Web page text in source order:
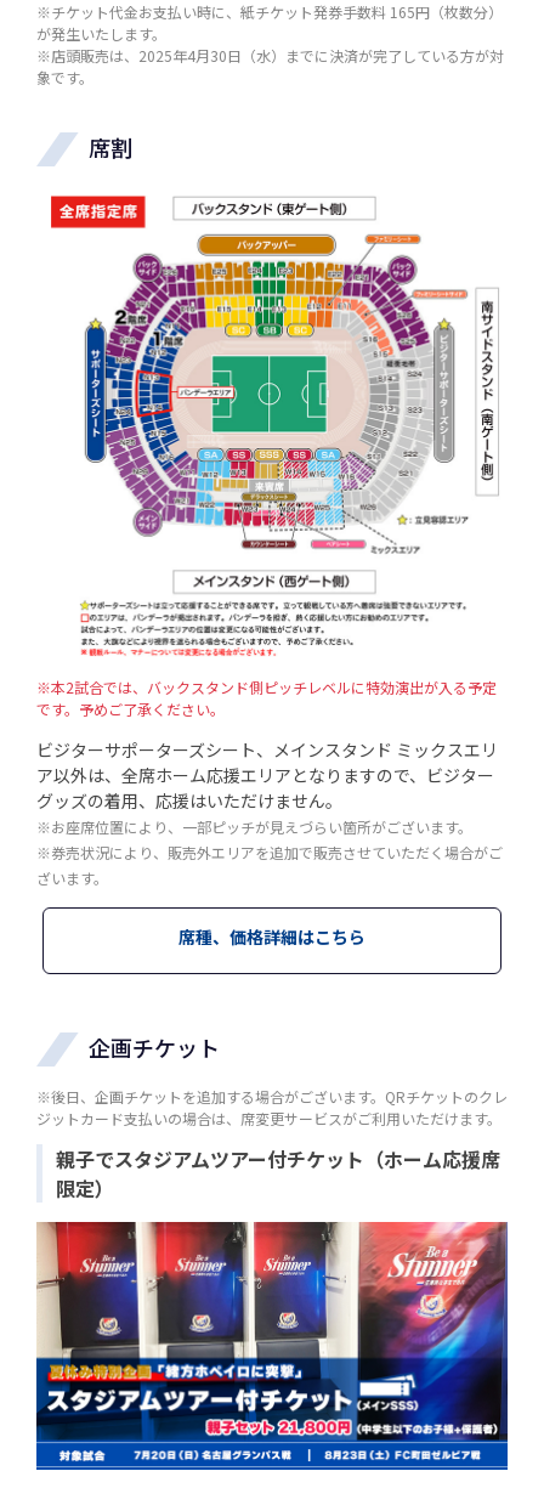
※チケット代金お支払い時に、紙チケット発券手数料 165円（枚数分）
が発生いたします。
※店頭販売は、2025年4月30日（水）までに決済が完了している方が対
象です。
席割
※本2試合では、バックスタンド側ピッチレベルに特効演出が入る予定
です。予めご了承ください。
ビジターサポーターズシート、メインスタンド ミックスエリ
ア以外は、全席ホーム応援エリアとなりますので、ビジター
グッズの着用、応援はいただけません。
※お座席位置により、一部ピッチが見えづらい箇所がございます。
※券売状況により、販売外エリアを追加で販売させていただく場合がご
ざいます。
席種、価格詳細はこちら
企画チケット
※後日、企画チケットを追加する場合がございます。QRチケットのクレ
ジットカード支払いの場合は、席変更サービスがご利用いただけます。
親子でスタジアムツアー付チケット（ホーム応援席
限定）